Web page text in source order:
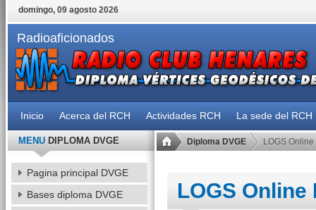
domingo, 09 agosto 2026
Radioaficionados
Inicio Acerca del RCH Actividades RCH La sede del RCH
Diploma DVGE LOGS Online
LOGS Online
MENUDIPLOMA DVGE
Pagina principal DVGE
Bases diploma DVGE